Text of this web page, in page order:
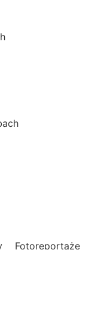
Fotoreportaże